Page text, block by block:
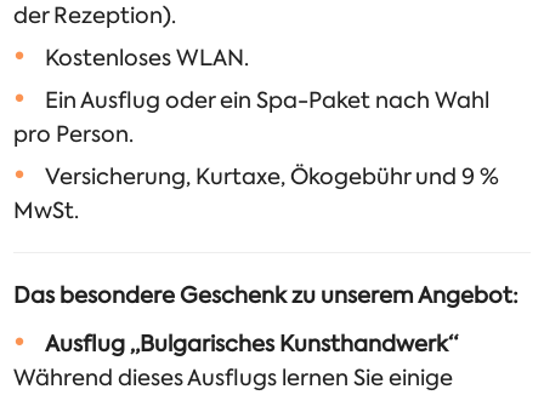
der Rezeption).
Kostenloses WLAN.
Ein Ausflug oder ein Spa-Paket nach Wahl
pro Person.
Versicherung, Kurtaxe, Ökogebühr und 9 %
MwSt.
Das besondere Geschenk zu unserem Angebot:
Ausflug „Bulgarisches Kunsthandwerk“
Während dieses Ausflugs lernen Sie einige